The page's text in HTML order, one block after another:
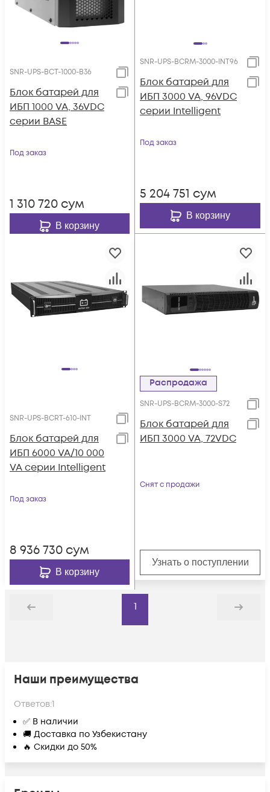
SNR-UPS-BCT-1000-B36
Блок батарей для
ИБП 1000 VA, 36VDC
серии BASE
Под заказ
1 310 720 сум
В корзину
SNR-UPS-BCRM-3000-INT96
Блок батарей для
ИБП 3000 VA, 96VDC
серии Intelligent
Под заказ
5 204 751 сум
В корзину
SNR-UPS-BCRT-610-INT
Блок батарей для
ИБП 6000 VA/10 000
VA серии Intelligent
Под заказ
8 936 730 сум
В корзину
Распродажа
SNR-UPS-BCRM-3000-S72
Блок батарей для
ИБП 3000 VA, 72VDC
Снят с продажи
Узнать о поступлении
Назад
1
Дальше
Наши преимущества
Ответов:1
✅ В наличии
🚚 Доставка по Узбекистану
🔥 Скидки до 50%